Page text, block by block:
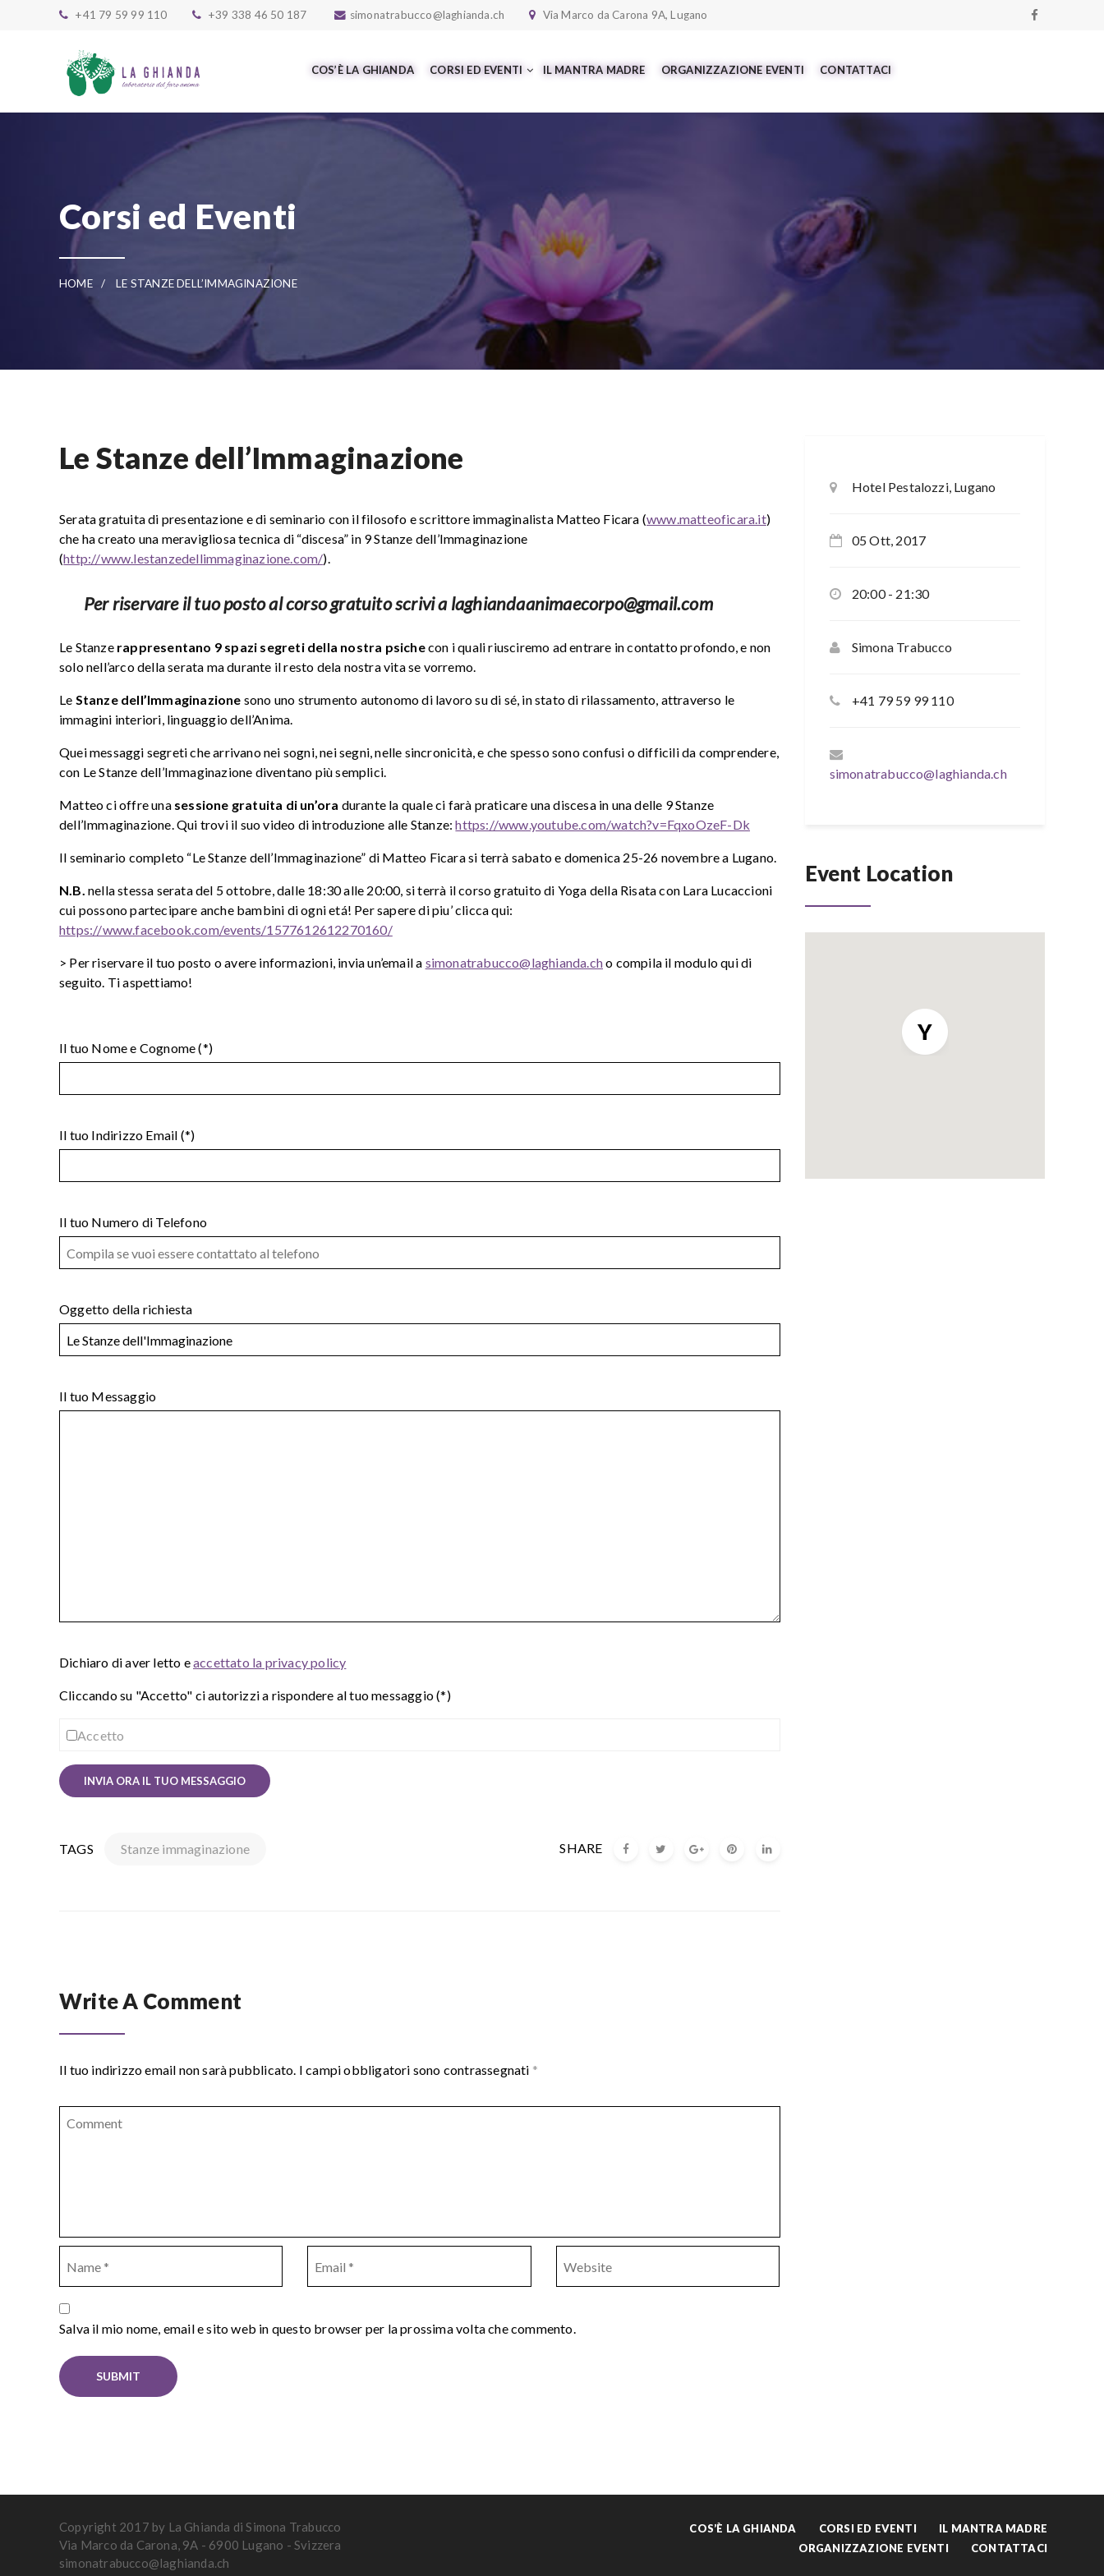
Skip to main content+41 79 59 99 110 +39 338 46 50 187 simonatrabucco@laghianda.ch Via Marco da Carona 9A, Lugano
COS’È LA GHIANDA CORSI ED EVENTI IL MANTRA MADRE ORGANIZZAZIONE EVENTI CONTATTACI
Corsi ed Eventi
HOME LE STANZE DELL’IMMAGINAZIONE
Le Stanze dell’Immaginazione
Serata gratuita di presentazione e di seminario con il filosofo e scrittore immaginalista Matteo Ficara (www.matteoficara.it)
che ha creato una meravigliosa tecnica di “discesa” in 9 Stanze dell’Immaginazione
(http://www.lestanzedellimmaginazione.com/).
Per riservare il tuo posto al corso gratuito scrivi a laghiandaanimaecorpo@gmail.com
Le Stanze rappresentano 9 spazi segreti della nostra psichecon i quali riusciremo ad entrare in contatto profondo, e non
solo nell’arco della serata ma durante il resto dela nostra vita se vorremo.
Le Stanze dell’Immaginazione sono uno strumento autonomo di lavoro su di sé, in stato di rilassamento, attraverso le
immagini interiori, linguaggio dell’Anima.
Quei messaggi segreti che arrivano nei sogni, nei segni, nelle sincronicità, e che spesso sono confusi o difficili da comprendere,
con Le Stanze dell’Immaginazione diventano più semplici.
Matteo ci offre una sessione gratuita di un’ora durante la quale ci farà praticare una discesa in una delle 9 Stanze
dell’Immaginazione. Qui trovi il suo video di introduzione alle Stanze:https://www.youtube.com/watch?v=FqxoOzeF-Dk
Il seminario completo “Le Stanze dell’Immaginazione” di Matteo Ficara si terrà sabato e domenica 25-26 novembre a Lugano.
N.B. nella stessa serata del 5 ottobre, dalle 18:30 alle 20:00, si terrà il corso gratuito di Yoga della Risata con Lara Lucaccioni
cui possono partecipare anche bambini di ogni etá! Per sapere di piu’ clicca qui:
https://www.facebook.com/events/1577612612270160/
> Per riservare il tuo posto o avere informazioni, invia un’email a simonatrabucco@laghianda.cho compila il modulo qui di
seguito. Ti aspettiamo!
Il tuo Nome e Cognome (*)
Il tuo Indirizzo Email (*)
Il tuo Numero di Telefono
Oggetto della richiesta
Il tuo Messaggio
Dichiaro di aver letto eaccettato la privacy policy
Cliccando su "Accetto" ci autorizzi a rispondere al tuo messaggio (*)
Accetto
TAGS Stanze immaginazione SHARE
Write A Comment
Il tuo indirizzo email non sarà pubblicato. I campi obbligatori sono contrassegnati *
Salva il mio nome, email e sito web in questo browser per la prossima volta che commento.
Hotel Pestalozzi, Lugano
05 Ott, 2017
20:00 - 21:30
Simona Trabucco
+41 79 59 99 110
simonatrabucco@laghianda.ch
Event Location
Copyright 2017 by La Ghianda di Simona Trabucco
Via Marco da Carona, 9A - 6900 Lugano - Svizzera
simonatrabucco@laghianda.ch
COS’È LA GHIANDA CORSI ED EVENTI
IL MANTRA MADRE
ORGANIZZAZIONE EVENTI
CONTATTACI